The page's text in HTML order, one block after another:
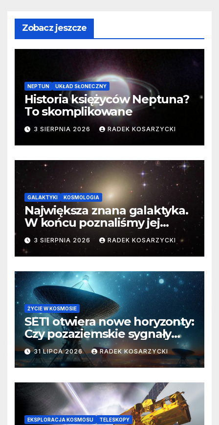
Zobacz jeszcze
NEPTUN UKŁAD SŁONECZNY
Historia księżyców Neptuna?
To skomplikowane
3 SIERPNIA 2026 RADEK KOSARZYCKI
GALAKTYKI KOSMOLOGIA
Największa znana galaktyka.
W końcu poznaliśmy jej
faktyczne wymiary
3 SIERPNIA 2026 RADEK KOSARZYCKI
ŻYCIE W KOSMOSIE
SETI otwiera nowe horyzonty:
Czy pozaziemskie sygnały
czekają w nieoczekiwanych
miejscach?
31 LIPCA 2026 RADEK KOSARZYCKI
EKSPLORACJA KOSMOSU TELESKOPY